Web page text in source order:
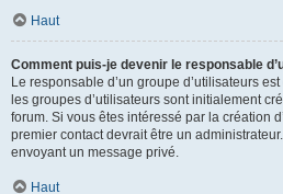
Haut
Comment puis-je devenir le responsable
Le responsable d’un groupe d’utilisateurs
les groupes d’utilisateurs sont initialement
forum. Si vous êtes intéressé par la création
premier contact devrait être un
envoyant un message privé.
Haut